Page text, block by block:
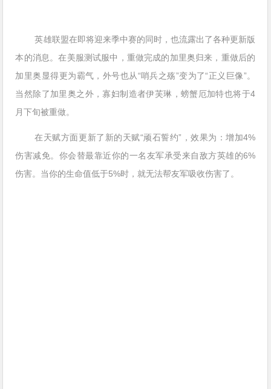
英雄联盟在即将迎来季中赛的同时，也流露出了各种更新版
本的消息。在美服测试服中，重做完成的加里奥归来，重做后的
加里奥显得更为霸气，外号也从“哨兵之殇”变为了“正义巨像”。
当然除了加里奥之外，寡妇制造者伊芙琳，螃蟹厄加特也将于4
月下旬被重做。
在天赋方面更新了新的天赋“顽石誓约”，效果为：增加4%
伤害减免。你会替最靠近你的一名友军承受来自敌方英雄的6%
伤害。当你的生命值低于5%时，就无法帮友军吸收伤害了。